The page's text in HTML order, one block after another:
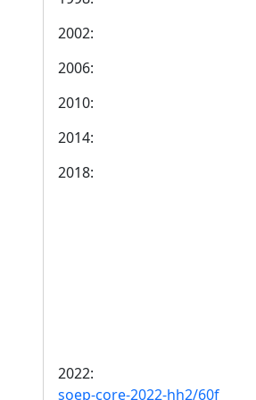
2002:
2006:
2010:
2014:
2018:
2022:
soep-core-2022-hh2/60f